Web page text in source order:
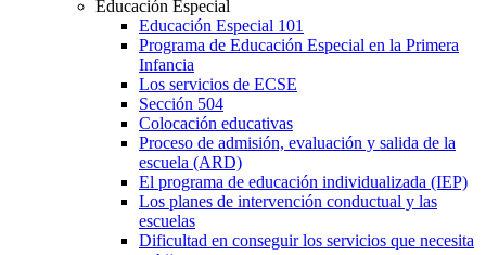
Educación Especial
Educación Especial 101
Programa de Educación Especial en la Primera
Infancia
Los servicios de ECSE
Sección 504
Colocación educativas
Proceso de admisión, evaluación y salida de la
escuela (ARD)
El programa de educación individualizada (IEP)
Los planes de intervención conductual y las
escuelas
Dificultad en conseguir los servicios que necesita